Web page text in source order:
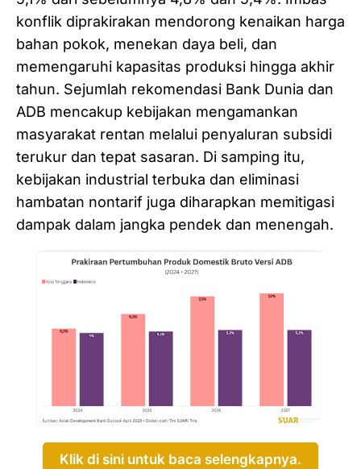
konflik diprakirakan mendorong kenaikan harga
bahan pokok, menekan daya beli, dan
memengaruhi kapasitas produksi hingga akhir
tahun. Sejumlah rekomendasi Bank Dunia dan
ADB mencakup kebijakan mengamankan
masyarakat rentan melalui penyaluran subsidi
terukur dan tepat sasaran. Di samping itu,
kebijakan industrial terbuka dan eliminasi
hambatan nontarif juga diharapkan memitigasi
dampak dalam jangka pendek dan menengah.
Klik di sini untuk baca selengkapnya.